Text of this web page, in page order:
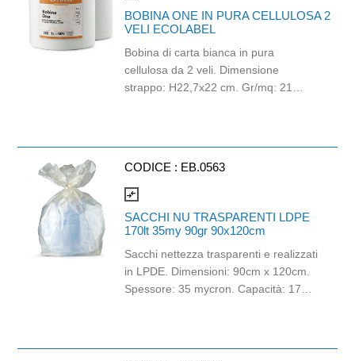
BOBINA ONE IN PURA CELLULOSA 2
VELI ECOLABEL
Bobina di carta bianca in pura
cellulosa da 2 veli. Dimensione
strappo: H22,7x22 cm. Gr/mq: 21
CODICE : EB.0563
compare_arrows
SACCHI NU TRASPARENTI LDPE
170lt 35my 90gr 90x120cm
Sacchi nettezza trasparenti e realizzati
in LPDE. Dimensioni: 90cm x 120cm.
Spessore: 35 mycron. Capacità: 170lt.